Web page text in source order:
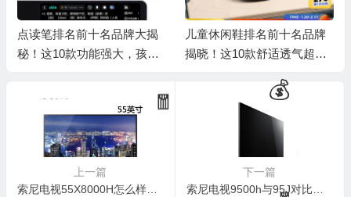
点读笔排名前十名品牌大揭
秘！这10款功能强大，孩子
儿童休闲鞋排名前十名品牌
揭晓！这10款舒适透气超好
上一篇
索尼电视55X8000H怎么样：探寻画质与性能的平衡点
下一篇
索尼电视9500h与95J对比：哪款更值得入手？
🎁